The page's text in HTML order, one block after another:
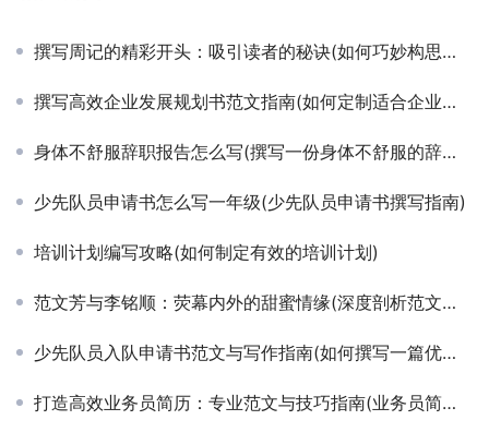
撰写周记的精彩开头：吸引读者的秘诀(如何巧妙构思周记开篇，让每篇记录都引人入胜)
撰写高效企业发展规划书范文指南(如何定制适合企业未来增长的规划书模板)
身体不舒服辞职报告怎么写(撰写一份身体不舒服的辞职报告)
少先队员申请书怎么写一年级(少先队员申请书撰写指南)
培训计划编写攻略(如何制定有效的培训计划)
范文芳与李铭顺：荧幕内外的甜蜜情缘(深度剖析范文芳李铭顺的演艺生涯与爱情长跑)
少先队员入队申请书范文与写作指南(如何撰写一篇优秀的少先队员入队申请书)
打造高效业务员简历：专业范文与技巧指南(业务员简历撰写实战案例与关键要素分析)